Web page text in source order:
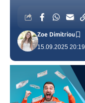
15.09.2025 20:19
Zoe Dimitriou